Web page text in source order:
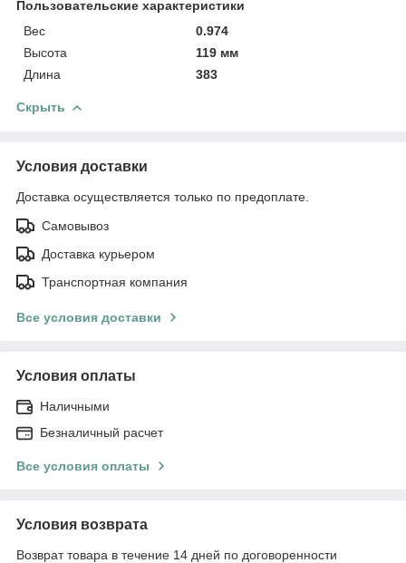
Пользовательские характеристики
Вес
0.974
Высота
119 мм
Длина
383
Скрыть
Условия доставки
Доставка осуществляется только по предоплате.
Самовывоз
Доставка курьером
Транспортная компания
Все условия доставки
Условия оплаты
Наличными
Безналичный расчет
Все условия оплаты
Условия возврата
Возврат товара в течение 14 дней по договоренности